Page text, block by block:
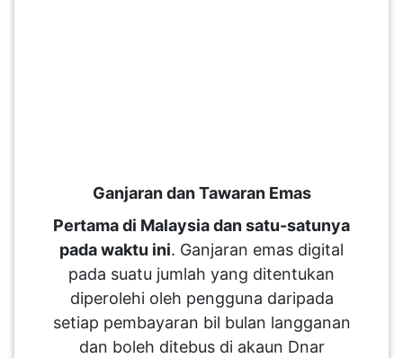
Ganjaran dan Tawaran Emas
Pertama di Malaysia dan satu-satunya
pada waktu ini. Ganjaran emas digital
pada suatu jumlah yang ditentukan
diperolehi oleh pengguna daripada
setiap pembayaran bil bulan langganan
dan boleh ditebus di akaun Dnar